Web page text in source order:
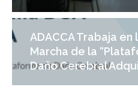
ADACCA Trabaja en
Marcha de la
Daño Cerebral